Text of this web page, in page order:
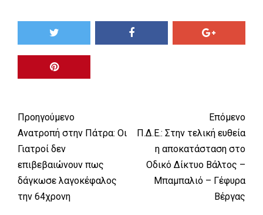
Προηγούμενο
Ανατροπή στην Πάτρα: Οι
Γιατροί δεν
επιβεβαιώνουν πως
δάγκωσε λαγοκέφαλος
την 64χρονη
Επόμενο
Π.Δ.Ε.: Στην τελική ευθεία
η αποκατάσταση στο
Οδικό Δίκτυο Βάλτος –
Μπαμπαλιό – Γέφυρα
Βέργας